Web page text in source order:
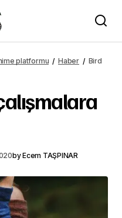
platformu Haber
Bird
byEcem TAŞPINAR